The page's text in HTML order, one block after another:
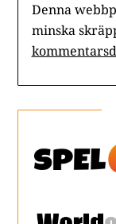
Denna
minska